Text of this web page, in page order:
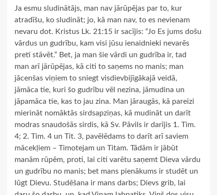
Ja esmu sludinātājs, man nav jārūpējas par to, kur
atradīšu, ko sludināt; jo, kā man nav, to es nevienam
nevaru dot. Kristus Lk. 21:15 ir sacījis: “Jo Es jums došu
vārdus un gudrību, kam visi jūsu ienaidnieki nevarēs
pretī stāvēt.” Bet, ja man šie vārdi un gudrība ir, tad
man arī jārūpējas, kā citi to saņems no manis; man
jācenšas viņiem to sniegt visdievbijīgākajā veidā,
jāmāca tie, kuri šo gudrību vēl nezina, jāmudina un
jāpamāca tie, kas to jau zina. Man jāraugās, kā pareizi
mierināt nomāktās sirdsapziņas, kā mudināt un darīt
modras snaudošās sirdis, kā Sv. Pāvils ir darījis 1. Tim.
4; 2. Tim. 4 un Tit. 3, pavēlēdams to darīt arī saviem
mācekļiem – Timotejam un Titam. Tādām ir jābūt
manām rūpēm, proti, lai citi varētu saņemt Dieva vārdu
un gudrību no manis; bet mans pienākums ir studēt un
lūgt Dievu. Studēšana ir mans darbs; Dievs grib, lai